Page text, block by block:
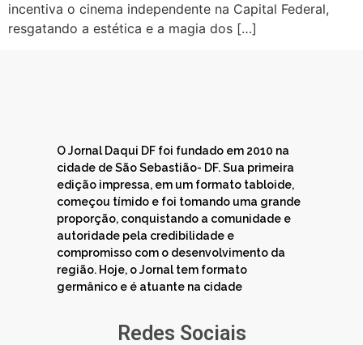
incentiva o cinema independente na Capital Federal,
resgatando a estética e a magia dos […]
O Jornal Daqui DF foi fundado em 2010 na
cidade de São Sebastião- DF. Sua primeira
edição impressa, em um formato tabloide,
começou tímido e foi tomando uma grande
proporção, conquistando a comunidade e
autoridade pela credibilidade e
compromisso com o desenvolvimento da
região. Hoje, o Jornal tem formato
germânico e é atuante na cidade
Redes Sociais